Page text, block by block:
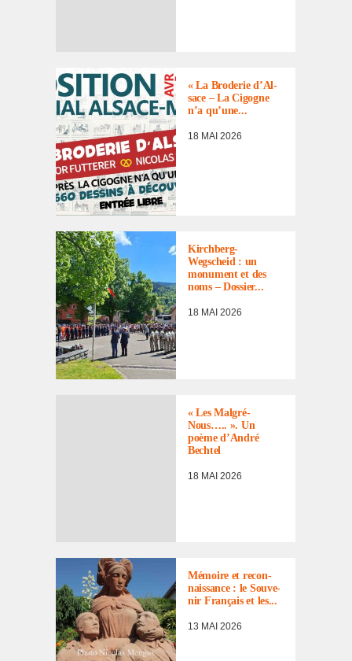
« La Brode­rie d’Al­
sace – La Cigogne
n’a qu’une...
18 MAI 2026
ACTUALITÉ ,
DOCUMENTS ,
MÉMOIRE ,
REVUE DE
PRESSE
Kirch­berg-
Wegscheid : un
monu­ment et des
noms – Dossier...
18 MAI 2026
« Les Malgré-
Nous….. ». Un
poème d’An­dré
Bech­tel
18 MAI 2026
REVUE DE
PRESSE
Mémoire et recon­
nais­sance : le Souve­
nir Français et les...
13 MAI 2026